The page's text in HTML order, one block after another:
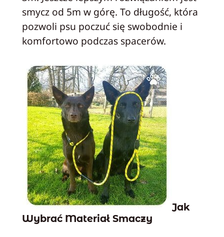
smycz od 5m w górę. To długość, która
pozwoli psu poczuć się swobodnie i
komfortowo podczas spacerów.
Jak
Wybrać Materiał Smaczy